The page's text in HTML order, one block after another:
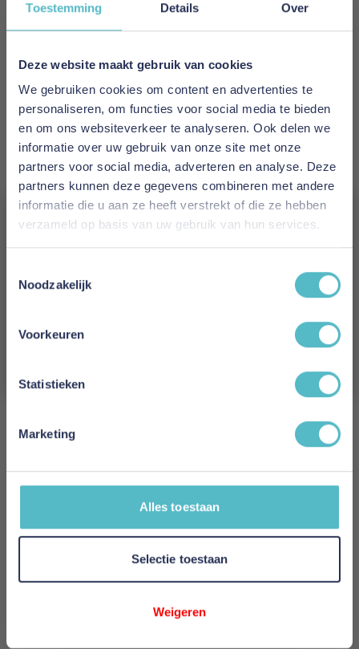
Toestemming Details Over
Deze website maakt gebruik van cookies
We gebruiken cookies om content en advertenties te
personaliseren, om functies voor social media te bieden
en om ons websiteverkeer te analyseren. Ook delen we
informatie over uw gebruik van onze site met onze
partners voor social media, adverteren en analyse. Deze
partners kunnen deze gegevens combineren met andere
informatie die u aan ze heeft verstrekt of die ze hebben
verzameld op basis van uw gebruik van hun services.
Noodzakelijk
Voorkeuren
Statistieken
Marketing
Alles toestaan
Selectie toestaan
Weigeren
Levertijd
1 tot 2 werkdagen
Materiaal
100% katoen
Kleur
Crème
Hoogte
14 cm
Gewicht
Jersey interlock
Schrijf uw eigen review
U plaatst een review over:Adore Hoeslaken Splittopper Jersey
Interlock Crème
Review
E-mail